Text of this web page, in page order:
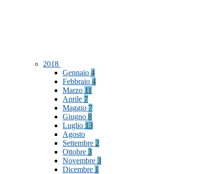
2018
Gennaio 4
Febbraio 4
Marzo 11
Aprile 7
Maggio 7
Giugno 8
Luglio 13
Agosto
Settembre 2
Ottobre 3
Novembre 3
Dicembre 1